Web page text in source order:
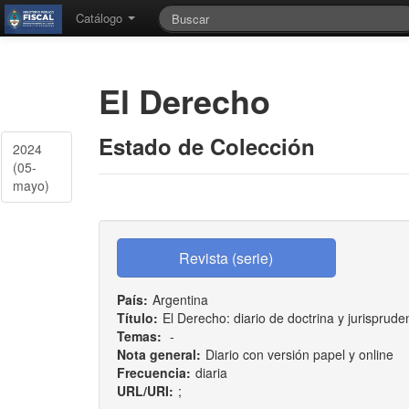
Catálogo
2024
(05-
mayo)
El Derecho
Estado de Colección
País: Argentina
Título: El Derecho: diario de doctrina y
Temas: -
Nota general: Diario con versión papel y online
Frecuencia: diaria
URL/URI: ;